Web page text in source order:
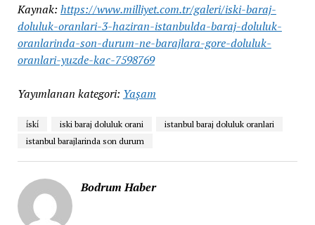
Kaynak: https://www.milliyet.com.tr/galeri/iski-baraj-
doluluk-oranlari-3-haziran-istanbulda-baraj-doluluk-
oranlarinda-son-durum-ne-barajlara-gore-doluluk-
oranlari-yuzde-kac-7598769
Yayımlanan kategori: Yaşam
i̇ski̇ iski baraj doluluk orani
istanbul baraj doluluk oranlari
istanbul barajlarinda son durum
Bodrum Haber